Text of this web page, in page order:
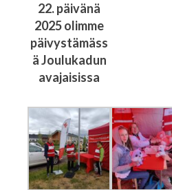
22. päivänä
2025 olimme
päivystämäss
ä Joulukadun
avajaisissa